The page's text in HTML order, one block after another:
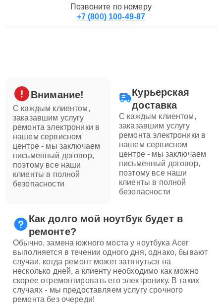
Позвоните по номеру
+7 (800) 100-49-87
Внимание!
С каждым клиентом,
заказавшим услугу
ремонта электроники в
нашем сервисном
центре - мы заключаем
письменный договор,
поэтому все наши
клиенты в полной
безопасности
Курьерская
доставка
С каждым клиентом,
заказавшим услугу
ремонта электроники в
нашем сервисном
центре - мы заключаем
письменный договор,
поэтому все наши
клиенты в полной
безопасности
Как долго мой ноутбук будет в
ремонте?
Обычно, замена южного моста у ноутбука Acer
выполняется в течении одного дня, однако, бывают
случаи, когда ремонт может затянуться на
несколько дней, а клиенту необходимо как можно
скорее отремонтировать его электронику. В таких
случаях - мы предоставляем услугу срочного
ремонта без очереди!